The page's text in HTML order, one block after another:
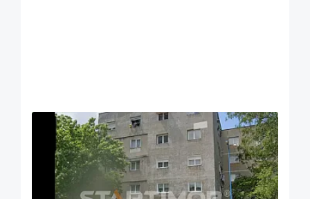
OFERTA NOUA EXCLUSIVITATE COMISION 0%
Apartament 3 camere Tudor Vladimirescu
Brasov
46.7
m²
2
dormitoare
3
Etaj